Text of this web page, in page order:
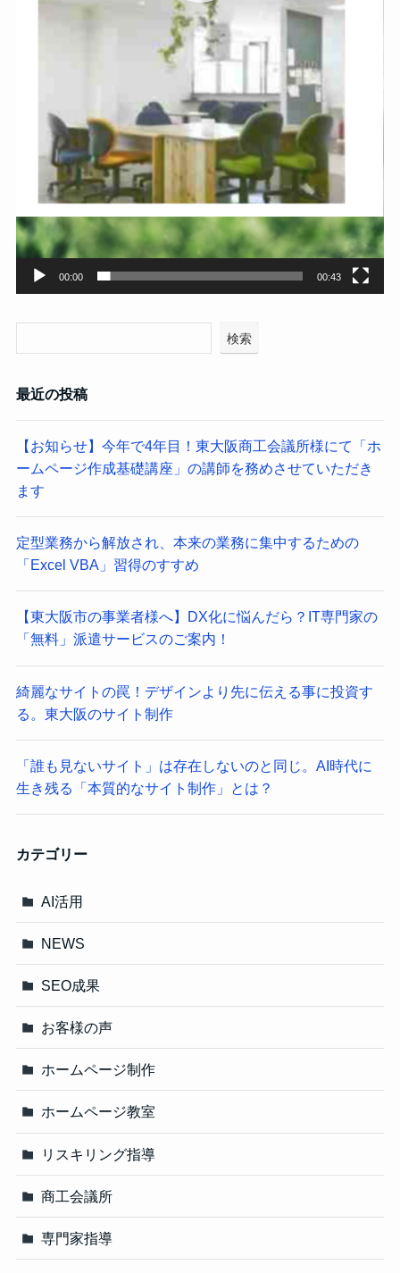
00:00 00:43
検索
最近の投稿
【お知らせ】今年で4年目！東大阪商工会議所様にて「ホ
ームページ作成基礎講座」の講師を務めさせていただき
ます
定型業務から解放され、本来の業務に集中するための
「Excel VBA」習得のすすめ
【東大阪市の事業者様へ】DX化に悩んだら？IT専門家の
「無料」派遣サービスのご案内！
綺麗なサイトの罠！デザインより先に伝える事に投資す
る。東大阪のサイト制作
「誰も見ないサイト」は存在しないのと同じ。AI時代に
生き残る「本質的なサイト制作」とは？
カテゴリー
AI活用
NEWS
SEO成果
お客様の声
ホームページ制作
ホームページ教室
リスキリング指導
商工会議所
専門家指導